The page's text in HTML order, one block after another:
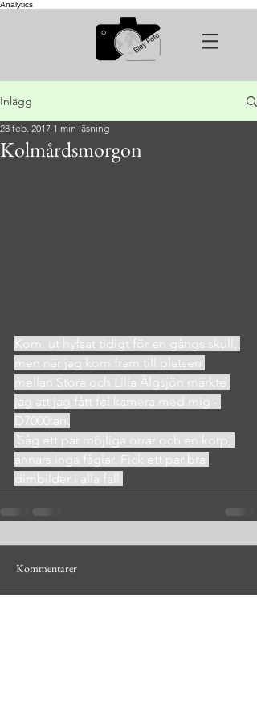
Analytics
Inlägg
Kolmårdsmorgon
28 feb. 2017 1 min läsning
Kom  ut hyfsat tidigt för en gångs skull,
men när jag kom fram till platsen
mellan Stora och Lilla Älgsjön märkte
jag att jag fått fel kamera med mig -
D7000:an.
annars inga fåglar. Fick ett par bra
dimbilder i alla fall.
Kommentarer